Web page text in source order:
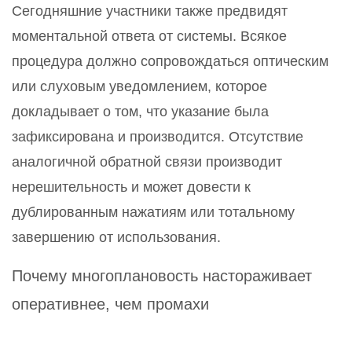
Сегодняшние участники также предвидят
моментальной ответа от системы. Всякое
процедура должно сопровождаться оптическим
или слуховым уведомлением, которое
докладывает о том, что указание была
зафиксирована и производится. Отсутствие
аналогичной обратной связи производит
нерешительность и может довести к
дублированным нажатиям или тотальному
завершению от использования.
Почему многоплановость настораживает
оперативнее, чем промахи